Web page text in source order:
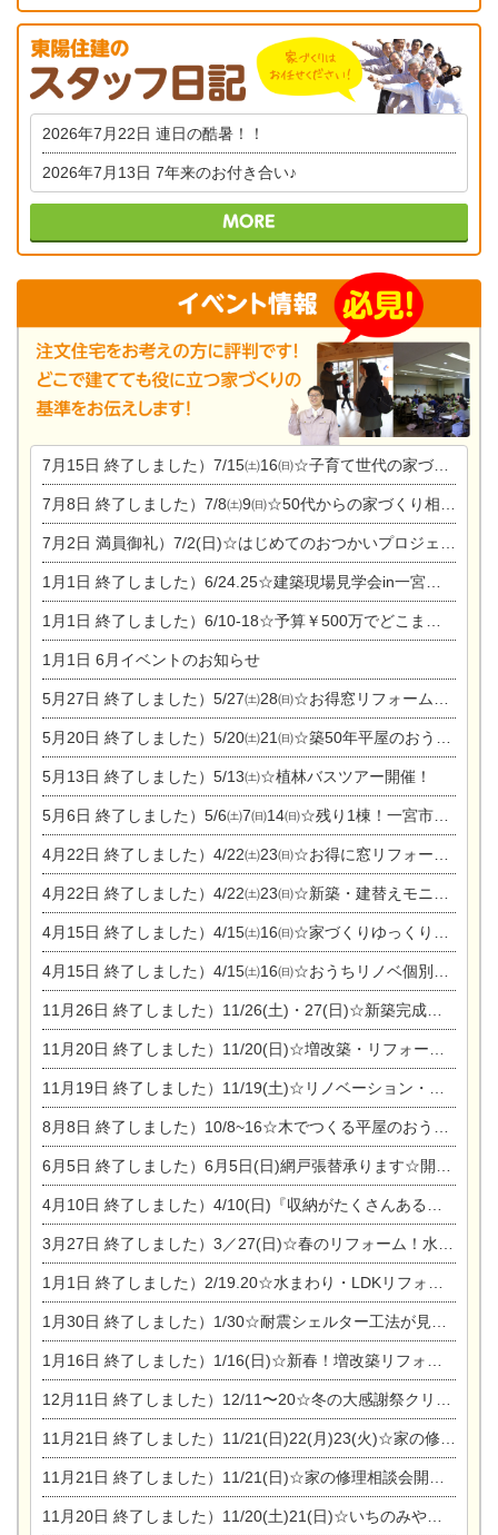
2026年7月22日 連日の酷暑！！
2026年7月13日 7年来のお付き合い♪
7月15日 終了しました）7/15㈯16㈰☆子育て世代の家づくり相談会
7月8日 終了しました）7/8㈯9㈰☆50代からの家づくり相談会
7月2日 満員御礼）7/2(日)☆はじめてのおつかいプロジェクト
1月1日 終了しました）6/24.25☆建築現場見学会in一宮市木曽川町
1月1日 終了しました）6/10-18☆予算￥500万でどこまでできるの？リフォーム相談会
1月1日 6月イベントのお知らせ
5月27日 終了しました）5/27㈯28㈰☆お得窓リフォーム個別相談会
5月20日 終了しました）5/20㈯21㈰☆築50年平屋のおうちリノベーション完成見学会
5月13日 終了しました）5/13㈯☆植林バスツアー開催！
5月6日 終了しました）5/6㈯7㈰14㈰☆残り1棟！一宮市限定モニター募集相談会(新築・建替え)
4月22日 終了しました）4/22㈯23㈰☆お得に窓リフォーム個別相談会
4月22日 終了しました）4/22㈯23㈰☆新築・建替えモニター募集個別相談会
4月15日 終了しました）4/15㈯16㈰☆家づくりゆっくりじっくり個別相談会
4月15日 終了しました）4/15㈯16㈰☆おうちリノベ個別相談会
11月26日 終了しました）11/26(土)・27(日)☆新築完成見学会 in一宮市あずら
11月20日 終了しました）11/20(日)☆増改築・リフォームまつり＆秋の味覚まつり＆芸術祭
11月19日 終了しました）11/19(土)☆リノベーション・家の修理まつり＆増改築・リフォームまつりin扶桑ゴルフ
8月8日 終了しました）10/8~16☆木でつくる平屋のおうちのつくり方【完全予約制】
6月5日 終了しました）6月5日(日)網戸張替承ります☆開催！
4月10日 終了しました）4/10(日)『収納がたくさんあるおうち現場見学会』
3月27日 終了しました）3／27(日)☆春のリフォーム！水まわりLDKリフォーム相談会&今がチャンス！エアコン相談会
1月1日 終了しました）2/19.20☆水まわり・LDKリフォーム相談会＆エアコン相談会
1月30日 終了しました）1/30☆耐震シェルター工法が見れる完成見学会
1月16日 終了しました）1/16(日)☆新春！増改築リフォーム&家の修理まつり
12月11日 終了しました）12/11〜20☆冬の大感謝祭クリスマス相談会開催
11月21日 終了しました）11/21(日)22(月)23(火)☆家の修理まつり＆増改築リフォーム相談会
11月21日 終了しました）11/21(日)☆家の修理相談会開催 in 扶桑オークビレッジ
11月20日 終了しました）11/20(土)21(日)☆いちのみや逸品市に出店します【ひのきのバラ販売】